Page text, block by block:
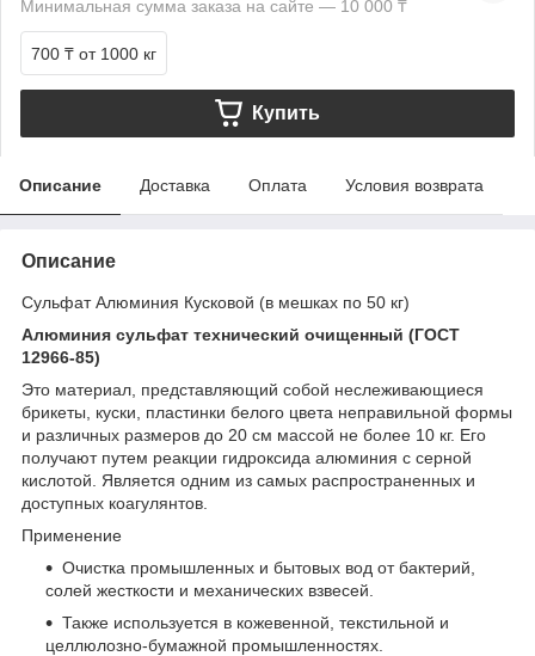
Минимальная сумма заказа на сайте — 10 000 ₸
700 ₸ от 1000 кг
Купить
Описание Доставка Оплата Условия возврата
Описание
Сульфат Алюминия Кусковой (в мешках по 50 кг)
Алюминия сульфат технический очищенный (ГОСТ
12966-85)
Это материал, представляющий собой неслеживающиеся
брикеты, куски, пластинки белого цвета неправильной формы
и различных размеров до 20 см массой не более 10 кг. Его
получают путем реакции гидроксида алюминия с серной
кислотой. Является одним из самых распространенных и
доступных коагулянтов.
Применение
Очистка промышленных и бытовых вод от бактерий,
солей жесткости и механических взвесей.
Также используется в кожевенной, текстильной и
целлюлозно-бумажной промышленностях.